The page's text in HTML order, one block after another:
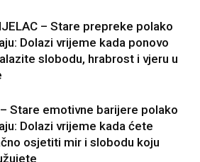
– Stare prepreke polako
Dolazi vrijeme kada ponovo
slobodu, hrabrost i vjeru u
– Stare emotivne barijere polako
Dolazi vrijeme kada ćete
osjetiti mir i slobodu koju